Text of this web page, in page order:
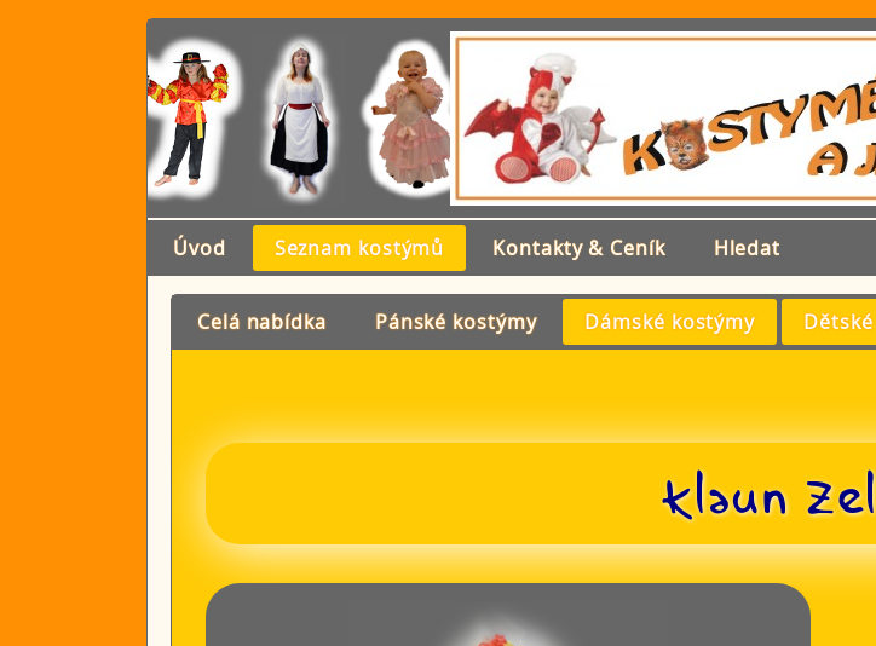
Úvod Seznam kostýmů Kontakty & Ceník Hledat
Celá nabídka Pánské kostýmy Dámské kostýmy
Klaun